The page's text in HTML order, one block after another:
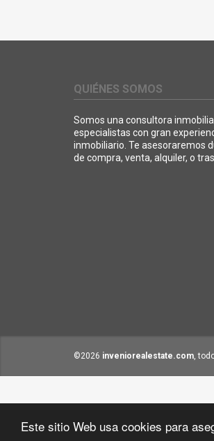
Este sitio Web usa cookies para
QUIÉNES SOMOS
Somos una consultora
especialistas con gran
inmobiliario. Te asesoraremos
de compra, venta, alquiler, o
©2026 inveniorealestate.com,